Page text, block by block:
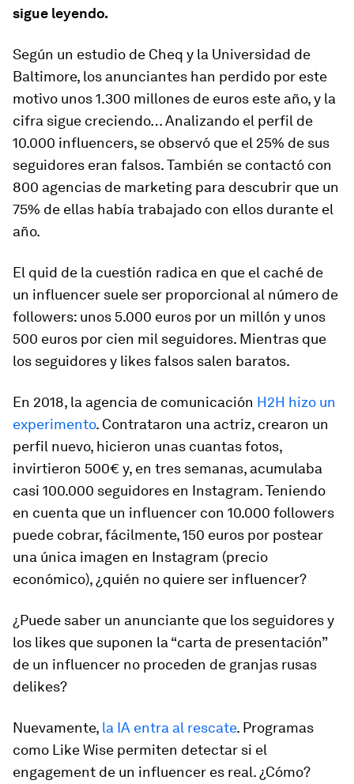
sigue leyendo.
Según un estudio de Cheq y la Universidad de
Baltimore, los anunciantes han perdido por este
motivo unos 1.300 millones de euros este año, y la
cifra sigue creciendo… Analizando el perfil de
10.000 influencers, se observó que el 25% de sus
seguidores eran falsos. También se contactó con
800 agencias de marketing para descubrir que un
75% de ellas había trabajado con ellos durante el
año.
El quid de la cuestión radica en que el caché de
un influencer suele ser proporcional al número de
followers: unos 5.000 euros por un millón y unos
500 euros por cien mil seguidores. Mientras que
los seguidores y likes falsos salen baratos.
En 2018, la agencia de comunicación H2H hizo un
experimento. Contrataron una actriz, crearon un
perfil nuevo, hicieron unas cuantas fotos,
invirtieron 500€ y, en tres semanas, acumulaba
casi 100.000 seguidores en Instagram. Teniendo
en cuenta que un influencer con 10.000 followers
puede cobrar, fácilmente, 150 euros por postear
una única imagen en Instagram (precio
económico), ¿quién no quiere ser influencer?
¿Puede saber un anunciante que los seguidores y
los likes que suponen la “carta de presentación”
de un influencer no proceden de granjas rusas
delikes?
Nuevamente, la IA entra al rescate. Programas
como Like Wise permiten detectar si el
engagement de un influencer es real. ¿Cómo?